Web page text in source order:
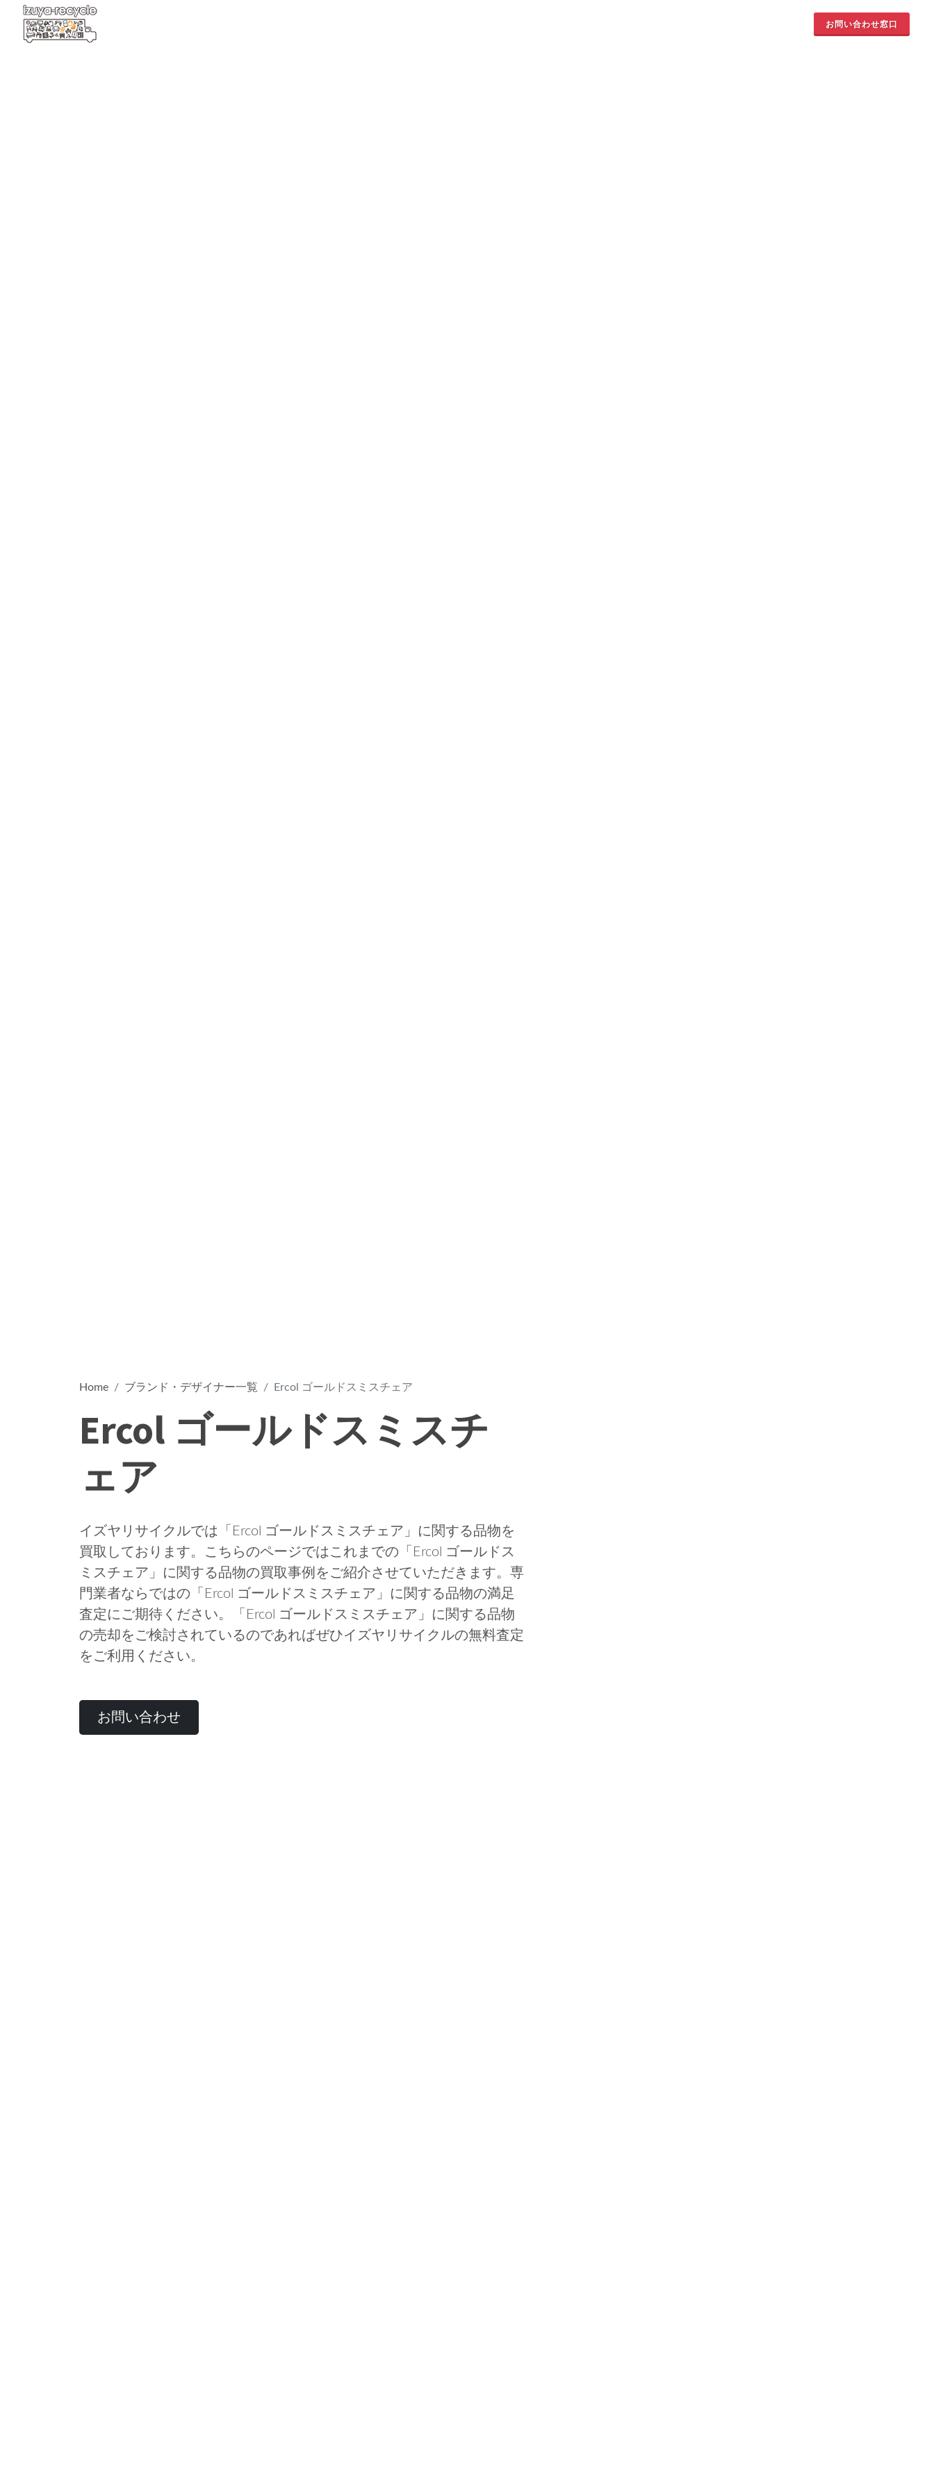
お問い合わせ窓口
Home ブランド・デザイナー一覧 Ercol ゴールドスミスチェア
Ercol ゴールドスミスチ
ェア
イズヤリサイクルでは「Ercol ゴールドスミスチェア」に関する品物を
買取しております。こちらのページではこれまでの「Ercol ゴールドス
ミスチェア」に関する品物の買取事例をご紹介させていただきます。専
門業者ならではの「Ercol ゴールドスミスチェア」に関する品物の満足
査定にご期待ください。「Ercol ゴールドスミスチェア」に関する品物
の売却をご検討されているのであればぜひイズヤリサイクルの無料査定
をご利用ください。
お問い合わせ